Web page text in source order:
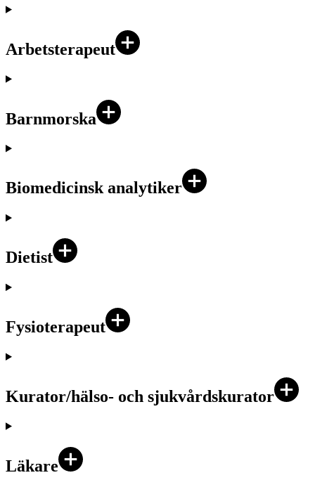
Arbetsterapeut
Barnmorska
Biomedicinsk analytiker
Dietist
Fysioterapeut
Kurator/hälso- och sjukvårdskurator
Läkare